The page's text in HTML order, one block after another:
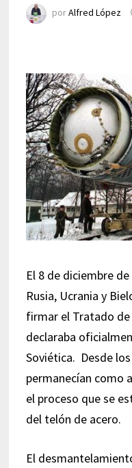
porAlfred López
El 8 de diciembre
Rusia, Ucrania y
firmar el Tratado de
declaraba
Soviética. Desde
permanecían como
el proceso que se
del telón de acero.
El